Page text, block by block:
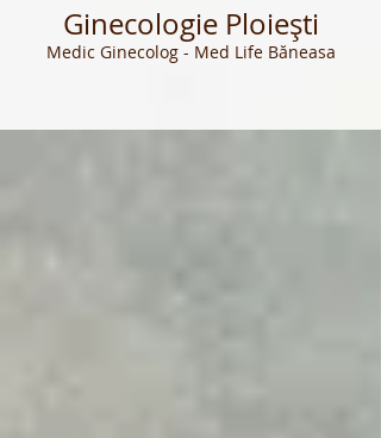
Ginecologie Ploiești
Medic Ginecolog - Med Life Băneasa